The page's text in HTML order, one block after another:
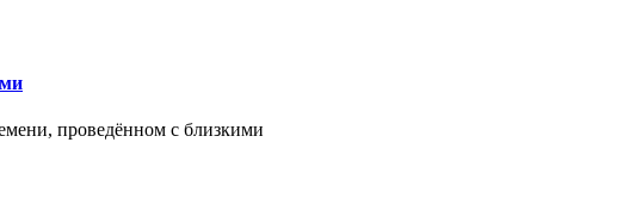
проведённом с близкими